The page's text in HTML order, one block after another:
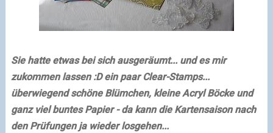
Sie hatte etwas bei sich ausgeräumt... und es mir
zukommen lassen :D ein paar Clear-Stamps...
überwiegend schöne Blümchen, kleine Acryl Böcke und
ganz viel buntes Papier - da kann die Kartensaison nach
den Prüfungen ja wieder losgehen...